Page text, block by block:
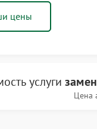
цены
услуги
Цена